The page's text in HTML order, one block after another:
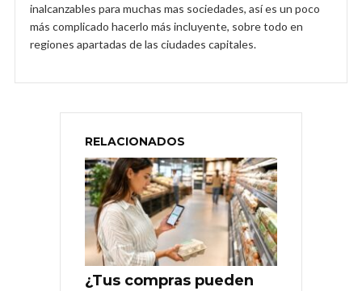
inalcanzables para muchas mas sociedades, así es un poco
más complicado hacerlo más incluyente, sobre todo en
regiones apartadas de las ciudades capitales.
RELACIONADOS
¿Tus compras pueden